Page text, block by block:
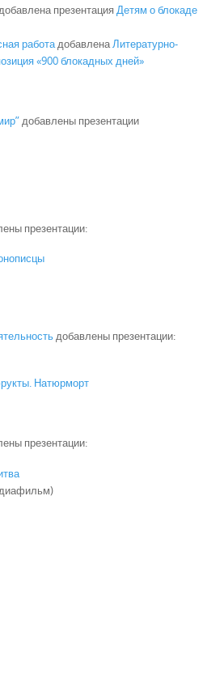
добавлена презентация Детям о блокаде
работа добавлена Литературно-
«900 блокадных дней»
добавлены презентации
презентации:
добавлены презентации:
Натюрморт
презентации: